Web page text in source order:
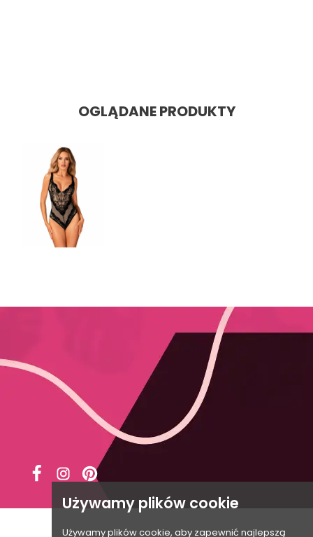
Używamy plików cookie
Używamy plików cookie, aby zapewnić najlepszą
OGLĄDANE PRODUKTY
